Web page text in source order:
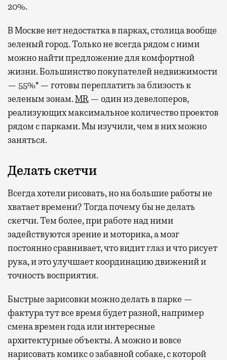
20%.
В Москве нет недостатка в парках, столица вообще
зеленый город. Только не всегда рядом с ними
можно найти предложение для комфортной
жизни. Большинство покупателей недвижимости
— 55%* — готовы переплатить за близость к
зеленым зонам.MR — один из девелоперов,
реализующих максимальное количество проектов
рядом с парками. Мы изучили, чем в них можно
заняться.
Делать скетчи
Всегда хотели рисовать, но на большие работы не
хватает времени? Тогда почему бы не делать
скетчи. Тем более, при работе над ними
задействуются зрение и моторика, а мозг
постоянно сравнивает, что видит глаз и что рисует
рука, и это улучшает координацию движений и
точность восприятия.
Быстрые зарисовки можно делать в парке —
фактура тут все время будет разной, например
смена времен года или интересные
архитектурные объекты. А можно и вовсе
нарисовать комикс о забавной собаке, с которой